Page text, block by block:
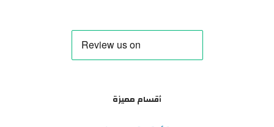
أقسام مميزة